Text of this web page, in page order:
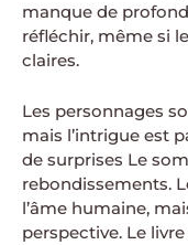
manque de
réfléchir, même si
claires.
Les personnages
mais l’intrigue est
de surprises Le
rebondissements.
l’âme humaine,
perspective. Le